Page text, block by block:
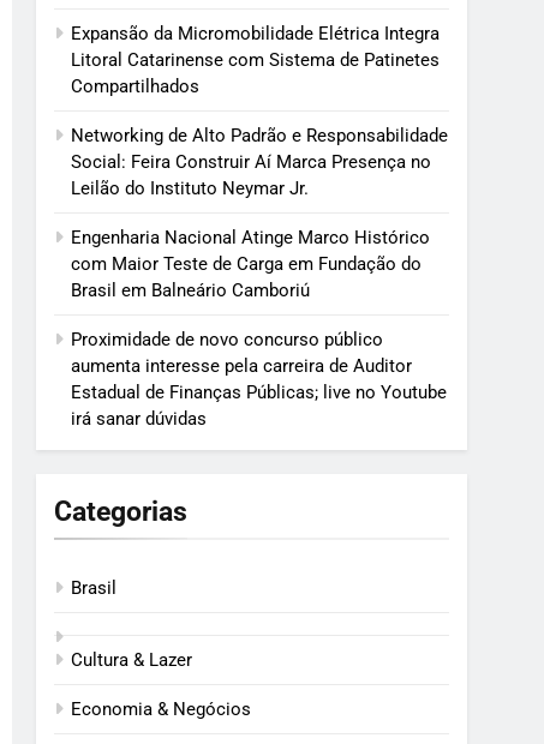
Expansão da Micromobilidade Elétrica Integra
Litoral Catarinense com Sistema de Patinetes
Compartilhados
Networking de Alto Padrão e Responsabilidade
Social: Feira Construir Aí Marca Presença no
Leilão do Instituto Neymar Jr.
Engenharia Nacional Atinge Marco Histórico
com Maior Teste de Carga em Fundação do
Brasil em Balneário Camboriú
Proximidade de novo concurso público
aumenta interesse pela carreira de Auditor
Estadual de Finanças Públicas; live no Youtube
irá sanar dúvidas
Categorias
Brasil
Cultura & Lazer
Economia & Negócios